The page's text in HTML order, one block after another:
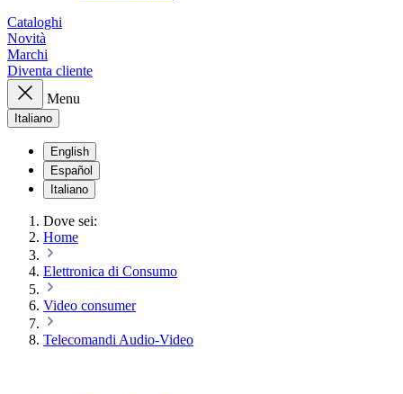
Cataloghi
Novità
Marchi
Diventa cliente
Menu
Italiano
English
Español
Italiano
Dove sei:
Home
Elettronica di Consumo
Video consumer
Telecomandi Audio-Video